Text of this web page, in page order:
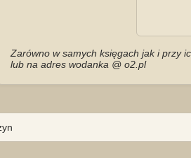
Zarówno w samych księgach jak i przy
lub na adres wodanka @ o2.pl